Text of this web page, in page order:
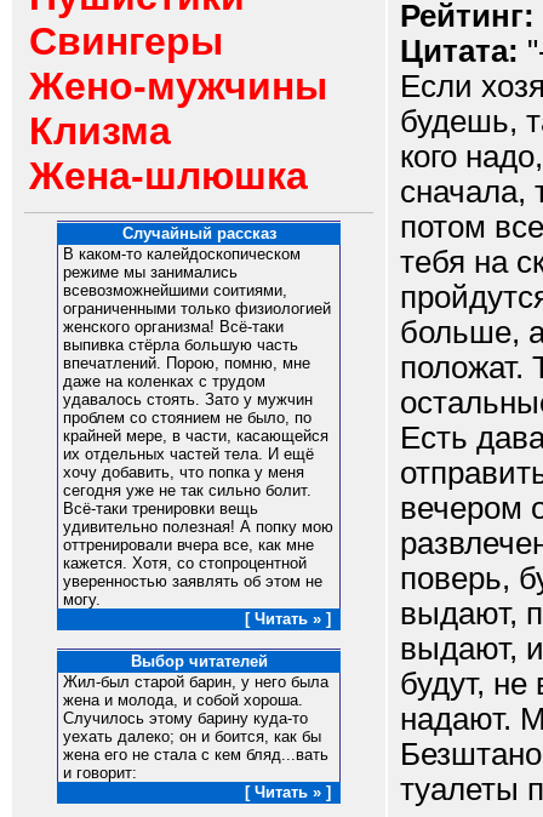
Свингеры
Жено-мужчины
Клизма
Жена-шлюшка
Случайный рассказ
В каком-то калейдоскопическом
режиме мы занимались
всевозможнейшими соитиями,
ограниченными только физиологией
женского организма! Всё-таки
выпивка стёрла большую часть
впечатлений. Порою, помню, мне
даже на коленках с трудом
удавалось стоять. Зато у мужчин
проблем со стоянием не было, по
крайней мере, в части, касающейся
их отдельных частей тела. И ещё
хочу добавить, что попка у меня
сегодня уже не так сильно болит.
Всё-таки тренировки вещь
удивительно полезная! А попку мою
оттренировали вчера все, как мне
кажется. Хотя, со стопроцентной
уверенностью заявлять об этом не
могу.
[ Читать » ]
Выбор читателей
Жил-был старой барин, у него была
жена и молода, и собой хороша.
Случилось этому барину куда-то
уехать далеко; он и боится, как бы
жена его не стала с кем бляд...вать
и говорит:
[ Читать » ]
Рейтинг:
Цитата:
Если
будешь,
кого
сначала,
потом
тебя на
больше,
положат.
Есть
вечером
поверь,
выдают,
выдают,
будут,
надают.
туалеты